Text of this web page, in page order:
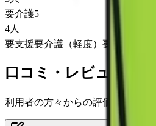
要介護5
4人
要支援要介護（軽度） 要介護（重
口コミ・レビュー
利用者の方々からの評価をご覧い